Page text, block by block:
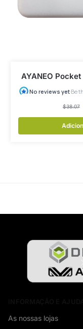
AYANEO
$38.07
As nossas lojas